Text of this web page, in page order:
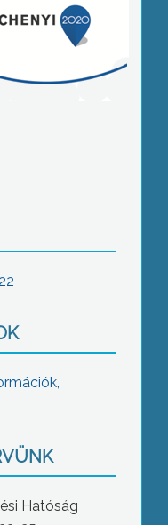
Hatóság